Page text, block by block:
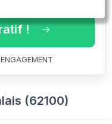
!
(62100)